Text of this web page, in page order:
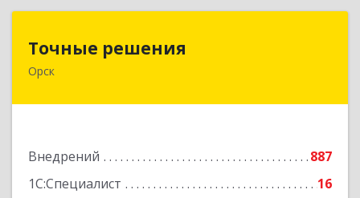
Точные решения
Орск
Внедрений
887
1С:Специалист
16
Подробнее